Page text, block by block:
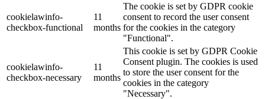
cookielawinfo-
checkbox-functional
11
months
The cookie is set by GDPR cookie
consent to record the user consent
for the cookies in the category
"Functional".
cookielawinfo-
checkbox-necessary
11
months
This cookie is set by GDPR Cookie
Consent plugin. The cookies is used
to store the user consent for the
cookies in the category
"Necessary".